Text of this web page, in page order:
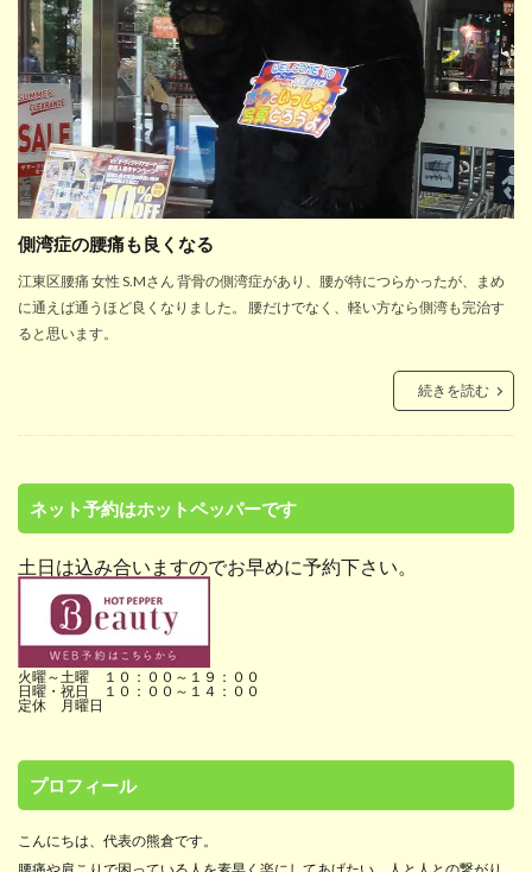
側湾症の腰痛も良くなる
江東区腰痛 女性 S.Mさん 背骨の側湾症があり、腰が特につらかったが、まめ
に通えば通うほど良くなりました。 腰だけでなく、軽い方なら側湾も完治す
ると思います。
続きを読む
ネット予約はホットペッパーです
土日は込み合いますのでお早めに予約下さい。
火曜～土曜 １０：００～１９：００
日曜・祝日 １０：００～１４：００
定休 月曜日
プロフィール
こんにちは、代表の熊倉です。